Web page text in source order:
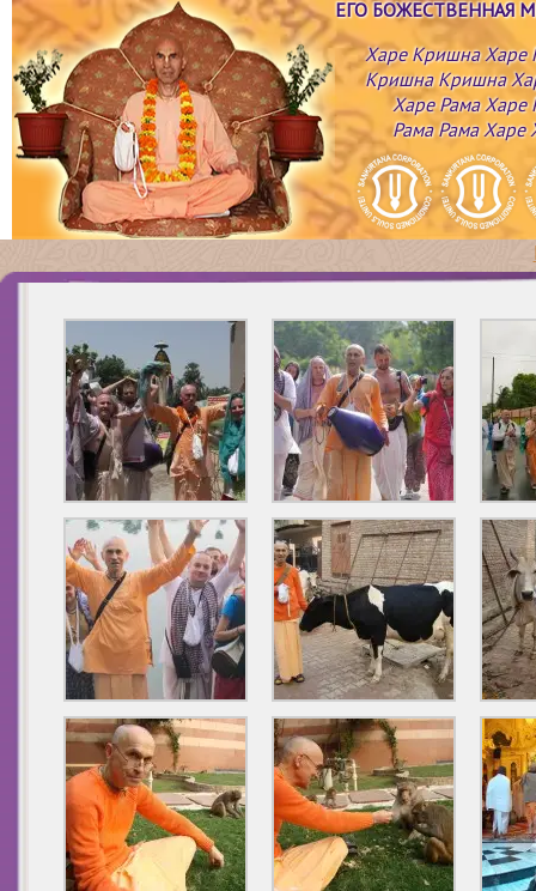
ЕГО БОЖЕСТВЕННАЯ
Харе Кришна Харе
Кришна Кришна
Харе Рама Харе
Рама Рама Харе